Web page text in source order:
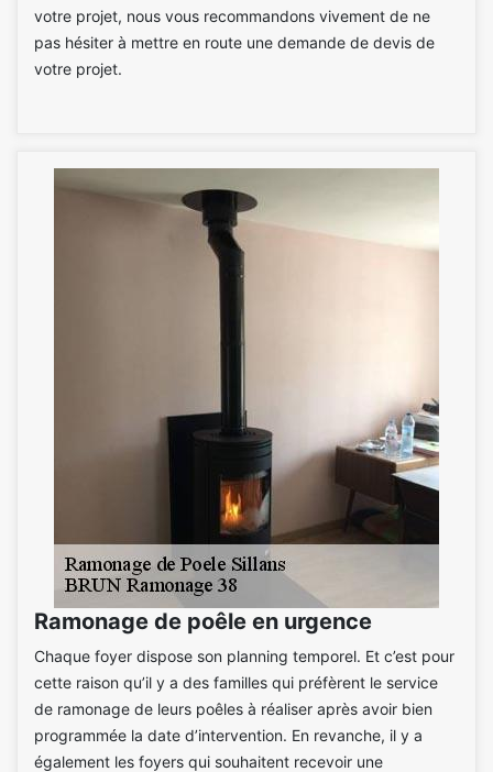
votre projet, nous vous recommandons vivement de ne
pas hésiter à mettre en route une demande de devis de
votre projet.
Ramonage de poêle en urgence
Chaque foyer dispose son planning temporel. Et c’est pour
cette raison qu’il y a des familles qui préfèrent le service
de ramonage de leurs poêles à réaliser après avoir bien
programmée la date d’intervention. En revanche, il y a
également les foyers qui souhaitent recevoir une